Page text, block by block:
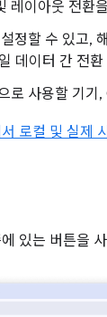
레이아웃 전환
정할 수 있고,
데이터 간 전
로 사용할 기기
로컬 및 실제
있는 버튼을